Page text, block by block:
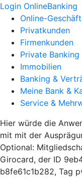
Login OnlineBanking
Online-
Privatkunden
Firmenkunden
Private Banking
Immobilien
Banking &
Meine Bank &
Service &
Hier würde die
mit mit der
Optional:
Girocard, der ID
b8fe61c1b282, Tag